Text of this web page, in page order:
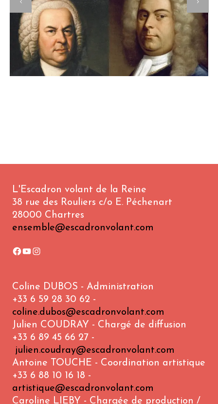
L'Escadron volant de la Reine
38 rue des Rouliers c/o E. Péchenart
28000 Chartres
ensemble@escadronvolant.com
Coline DUBOS - Administration
+33 6 59 28 30 62 -
coline.dubos@escadronvolant.com
Julien COUDRAY - Chargé de diffusion
+33 6 89 45 66 27 -
julien.coudray@escadronvolant.com
Antoine TOUCHE - Coordination artistique
+33 6 88 10 16 18 -
artistique@escadronvolant.com
Caroline LIEBY - Chargée de production /